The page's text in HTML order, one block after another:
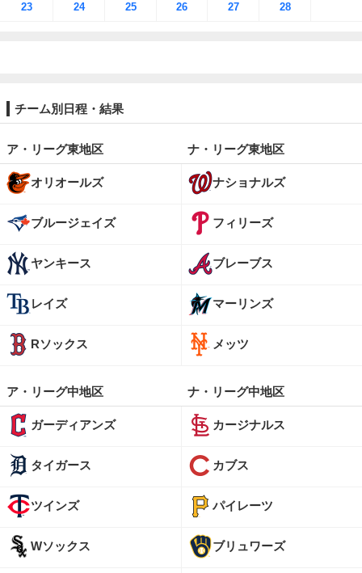
23 24 25 26 27 28
チーム別日程・結果
ア・リーグ東地区
オリオールズ
ブルージェイズ
ヤンキース
レイズ
Rソックス
ア・リーグ中地区
ガーディアンズ
タイガース
ツインズ
Wソックス
ナ・リーグ東地区
ナショナルズ
フィリーズ
ブレーブス
マーリンズ
メッツ
ナ・リーグ中地区
カージナルス
カブス
パイレーツ
ブリュワーズ